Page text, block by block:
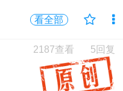
看全部
5回复
2187查看